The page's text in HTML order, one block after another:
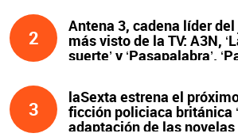
2
Antena 3, cadena líder
más visto de la TV: A3N,
suerte’ y ‘Pasapalabra’.
3
laSexta estrena el
ficción policiaca británica
adaptación de las